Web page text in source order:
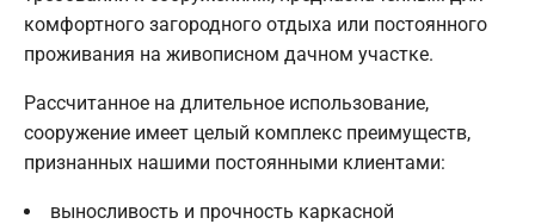
комфортного загородного отдыха или постоянного
проживания на живописном дачном участке.
Рассчитанное на длительное использование,
сооружение имеет целый комплекс преимуществ,
признанных нашими постоянными клиентами:
выносливость и прочность каркасной